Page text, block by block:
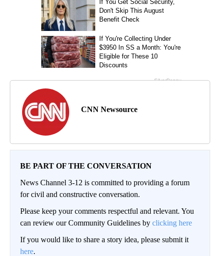
CNN Newsource
BE PART OF THE CONVERSATION
News Channel 3-12 is committed to providing a forum
for civil and constructive conversation.
Please keep your comments respectful and relevant. You
can review our Community Guidelines by clicking here
If you would like to share a story idea, please submit it
here.